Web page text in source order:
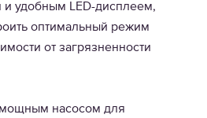
удобным LED-дисплеем,
оптимальный режим
от загрязненности
насосом для